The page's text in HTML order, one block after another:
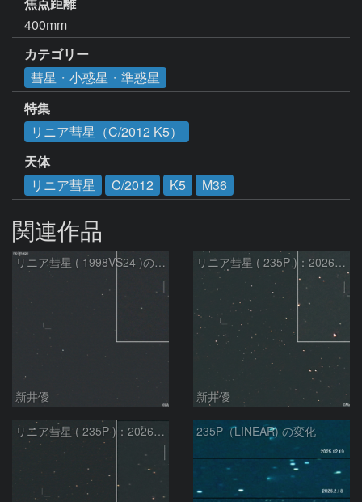
400mm
カテゴリー
彗星・小惑星・準惑星
特集
リニア彗星（C/2012 K5）
天体
リニア彗星
C/2012 K5 M36
関連作品
リニア彗星 ( 1998VS24 )の予報位置：2026/07/27
新井優
リニア彗星 ( 235P )：2026/07/09
新井優
リニア彗星 ( 235P )：2026/07/08 235P（LINEAR) の変化